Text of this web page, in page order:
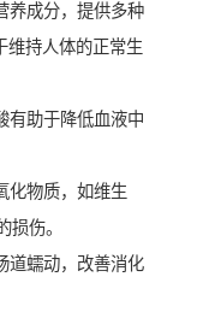
养成分，提供多种
维持人体的正常生
有助于降低血液中
化物质，如维生
损伤。
道蠕动，改善消化